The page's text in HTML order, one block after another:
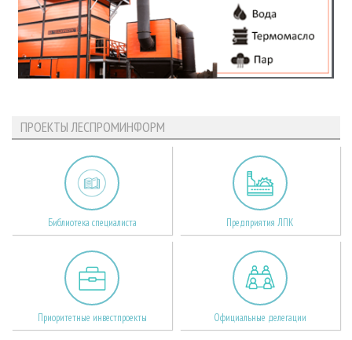
ПРОЕКТЫ ЛЕСПРОМИНФОРМ
Библиотека специалиста Предприятия ЛПК
Приоритетные инвестпроекты Официальные делегации